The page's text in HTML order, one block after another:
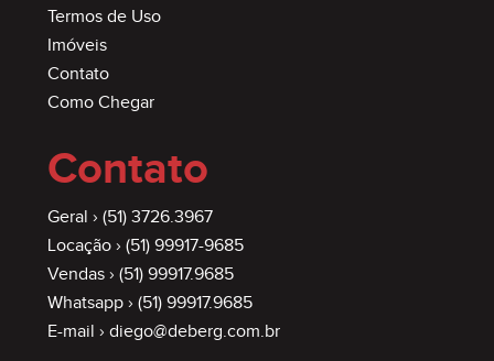
Termos de Uso
Imóveis
Contato
Como Chegar
Contato
Geral › (51) 3726.3967
Locação › (51) 99917-9685
Vendas › (51) 99917.9685
Whatsapp › (51) 99917.9685
E-mail › diego@deberg.com.br